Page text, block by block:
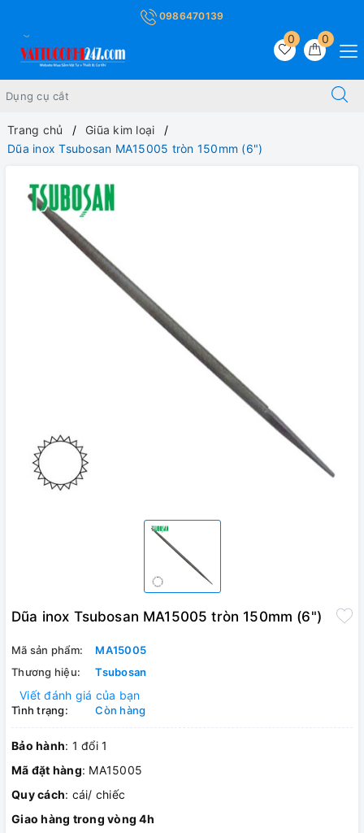
0986470139
0
0
Trang chủ
Giũa kim loại
Dũa inox Tsubosan MA15005 tròn 150mm (6")
Dũa inox Tsubosan MA15005 tròn 150mm (6")
Mã sản phẩm:
MA15005
Thương hiệu:
Tsubosan
Viết đánh giá của bạn
Tình trạng: Còn hàng
Bảo hành: 1 đổi 1
Mã đặt hàng: MA15005
Quy cách: cái/ chiếc
Giao hàng trong vòng 4h